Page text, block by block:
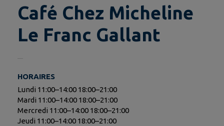
Café Chez Micheline
Le Franc Gallant
HORAIRES
Lundi 11:00–14:00 18:00–21:00
Mardi 11:00–14:00 18:00–21:00
Mercredi 11:00–14:00 18:00–21:00
Jeudi 11:00–14:00 18:00–21:00